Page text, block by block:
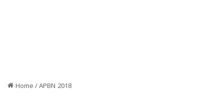
Home / APBN 2018